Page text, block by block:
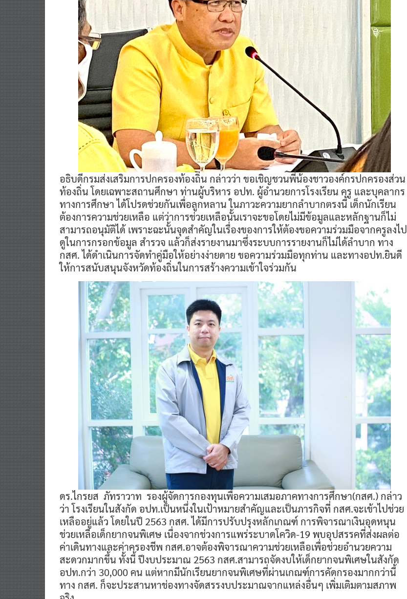
อธิบดีกรมส่งเสริมการปกครองท้องถิ่น กล่าวว่า ขอเชิญชวนพี่น้องชาวองค์กรปกครองส่วน
ท้องถิ่น โดยเฉพาะสถานศึกษา ท่านผู้บริหาร อปท. ผู้อำนวยการโรงเรียน ครู และบุคลากร
ทางการศึกษา ได้โปรดช่วยกันเพื่อลูกหลาน ในภาวะความยากลำบากตรงนี้ เด็กนักเรียน
ต้องการความช่วยเหลือ แต่ว่าการช่วยเหลือนั้นเราจะขอโดยไม่มีข้อมูลและหลักฐานก็ไม่
สามารถอนุมัติได้ เพราะฉะนั้นจุดสำคัญในเรื่องของการให้ต้องขอความร่วมมือจากครูลงไป
ดูในการกรอกข้อมูล สำรวจ แล้วก็ส่งรายงานมาซึ่งระบบการรายงานก็ไม่ได้ลำบาก ทาง
กสศ. ได้ดำเนินการจัดทำคู่มือให้อย่างง่ายดาย ขอความร่วมมือทุกท่าน และทางอปท.ยินดี
ให้การสนับสนุนจังหวัดท้องถิ่นในการสร้างความเข้าใจร่วมกัน
ดร.ไกรยส ภัทราวาท รองผู้จัดการกองทุนเพื่อความเสมอภาคทางการศึกษา(กสศ.) กล่าว
ว่า โรงเรียนในสังกัด อปท.เป็นหนึ่งในเป้าหมายสำคัญและเป็นภารกิจที่ กสศ.จะเข้าไปช่วย
เหลืออยู่แล้ว โดยในปี 2563 กสศ. ได้มีการปรับปรุงหลักเกณฑ์ การพิจารณาเงินอุดหนุน
ช่วยเหลือเด็กยากจนพิเศษ เนื่องจากช่วงการแพร่ระบาดโควิด-19 พบอุปสรรคที่ส่งผลต่อ
ค่าเดินทางและค่าครองชีพ กสศ.อาจต้องพิจารณาความช่วยเหลือเพื่อช่วยอำนวยความ
สะดวกมากขึ้น ทั้งนี้ ปีงบประมาณ 2563 กสศ.สามารถจัดงบให้เด็กยากจนพิเศษในสังกัด
อปท.กว่า 30,000 คน แต่หากมีนักเรียนยากจนพิเศษที่ผ่านเกณฑ์การคัดกรองมากกว่านี้
ทาง กสศ. ก็จะประสานหาช่องทางจัดสรรงบประมาณจากแหล่งอื่นๆ เพิ่มเติมตามสภาพ
จริง